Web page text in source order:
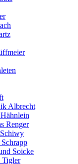
Albrecht
Renger
Soicke
Tigler